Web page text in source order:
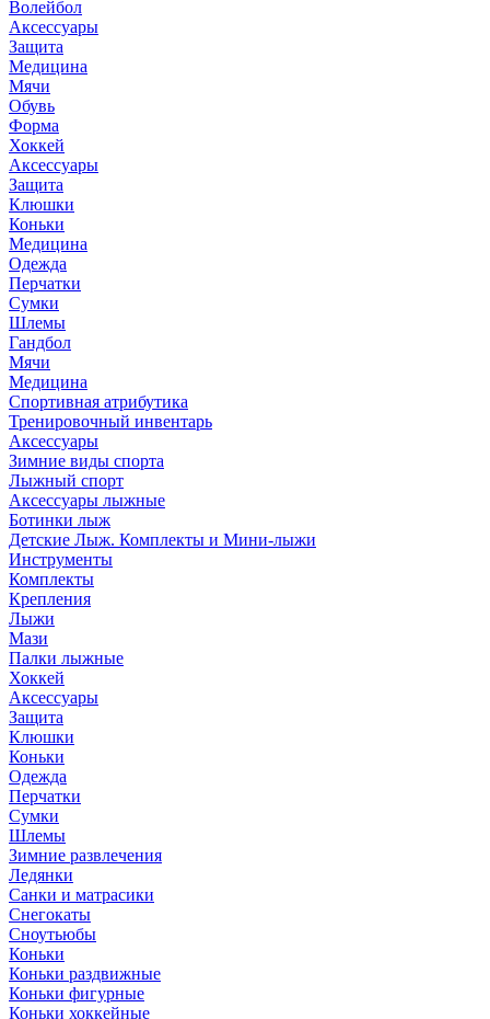
Волейбол
Аксессуары
Защита
Медицина
Мячи
Обувь
Форма
Хоккей
Аксессуары
Защита
Клюшки
Коньки
Медицина
Одежда
Перчатки
Сумки
Шлемы
Гандбол
Мячи
Медицина
Спортивная атрибутика
Тренировочный инвентарь
Аксессуары
Зимние виды спорта
Лыжный спорт
Аксессуары лыжные
Ботинки лыж
Детские Лыж. Комплекты и Мини-лыжи
Инструменты
Комплекты
Крепления
Лыжи
Мази
Палки лыжные
Хоккей
Аксессуары
Защита
Клюшки
Коньки
Одежда
Перчатки
Сумки
Шлемы
Зимние развлечения
Ледянки
Санки и матрасики
Снегокаты
Сноутьюбы
Коньки
Коньки раздвижные
Коньки фигурные
Коньки хоккейные